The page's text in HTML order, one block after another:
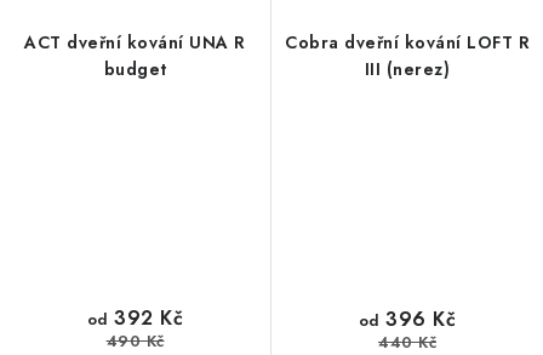
ACT dveřní kování UNA R
budget
od 392 Kč
490 Kč
Cobra dveřní kování LOFT R
III (nerez)
od 396 Kč
440 Kč